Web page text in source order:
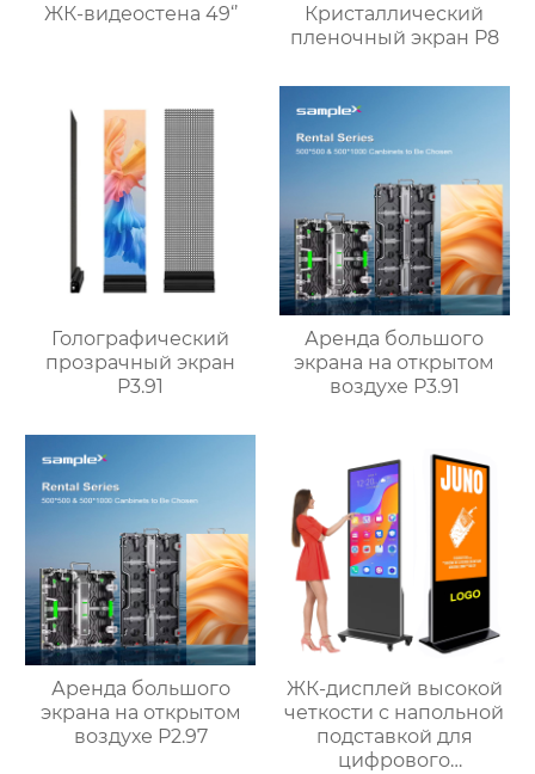
ЖК-видеостена 49‘’
Кристаллический
пленочный экран P8
Голографический
прозрачный экран
P3.91
Аренда большого
экрана на открытом
воздухе P3.91
Аренда большого
экрана на открытом
воздухе P2.97
ЖК-дисплей высокой
четкости с напольной
подставкой для
цифрового